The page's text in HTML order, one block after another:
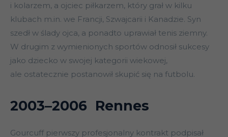
i kolarzem, a ojciec piłkarzem, który grał w kilku
klubach m.in. we Francji, Szwajcarii i Kanadzie. Syn
szedł w ślady ojca, a ponadto uprawiał tenis ziemny.
W drugim z wymienionych sportów odnosił sukcesy
jako dziecko w swojej kategorii wiekowej,
ale ostatecznie postanowił skupić się na futbolu.
2003–2006 Rennes
Gourcuff pierwszy profesjonalny kontrakt podpisał